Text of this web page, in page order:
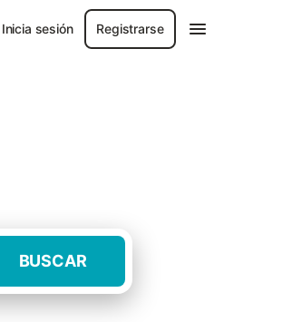
Inicia sesión Registrarse
BUSCAR